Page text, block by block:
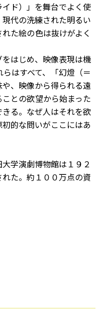
ド）」を舞台でよく使
代の洗練された明るい
た絵の色は抜けがよく
はじめ、映像表現は機
はすべて、「幻燈（＝
、映像から得られる遠
との欲望から始まった
る。なぜ人はそれを欲
的な問いがここにはあ
学演劇博物館は１９２
た。約１００万点の資